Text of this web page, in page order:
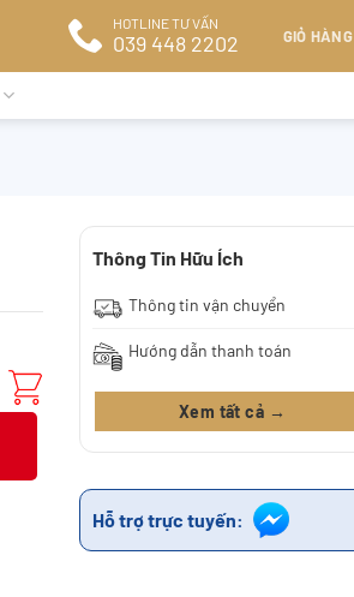
HOTLINE TƯ VẤN
039 448 2202 GIỎ HÀNG
Thông Tin Hữu Ích
Thông tin vận chuyển
Hướng dẫn thanh toán
Xem tất cả →
Hỗ trợ trực tuyến: